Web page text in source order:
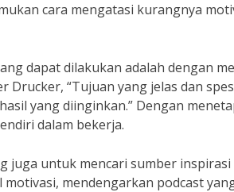
cara mengatasi kurangnya
dapat dilakukan adalah dengan
Drucker, “Tujuan yang jelas dan
yang diinginkan.” Dengan
dalam bekerja.
juga untuk mencari sumber
mendengarkan podcast